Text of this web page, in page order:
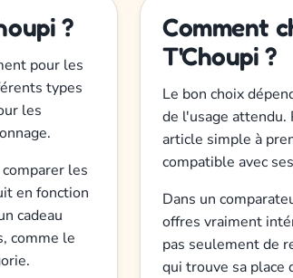
?
pour les
types
les
les
en fonction
cadeau
comme le
Comment
T'Choupi ?
Le bon choix
de l'usage
article simple à
compatible avec
Dans un
offres vraiment
pas seulement de
qui trouve sa place